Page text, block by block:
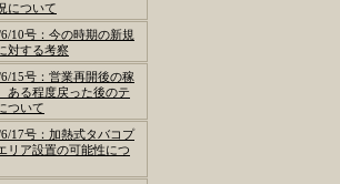
について
10号：今の時期の新規
対する考察
15号：営業再開後の稼
ある程度戻った後のテ
ついて
17号：加熱式タバコプ
リア設置の可能性につ